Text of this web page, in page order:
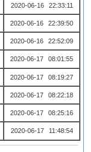
2020-06-16 22:33:11
2020-06-16 22:39:50
2020-06-16 22:52:09
2020-06-17 08:01:55
2020-06-17 08:19:27
2020-06-17 08:22:18
2020-06-17 08:25:16
2020-06-17 11:48:54